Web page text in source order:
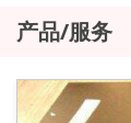
产品/服务